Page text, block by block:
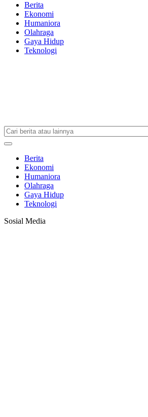
Berita
Ekonomi
Humaniora
Olahraga
Gaya Hidup
Teknologi
Berita
Ekonomi
Humaniora
Olahraga
Gaya Hidup
Teknologi
Sosial Media